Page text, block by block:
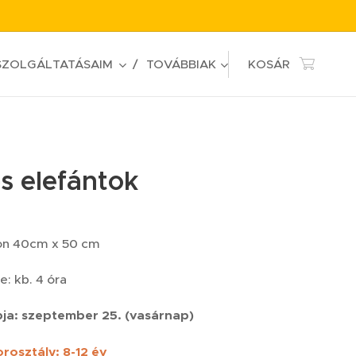
TOVÁBBIAK KOSÁR
elefántok
40cm x 50 cm
kb. 4 óra
szeptember 25. (vasárnap)
8-12 év